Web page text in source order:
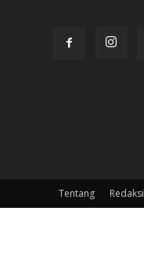
Tentang Redaksi